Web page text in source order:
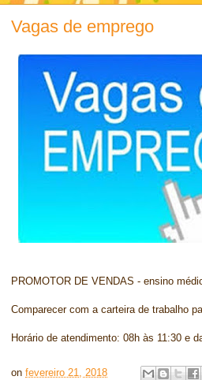
Vagas de emprego
PROMOTOR DE VENDAS - ensino
Comparecer com a carteira de trabalho
Horário de atendimento: 08h às 11:30 e
on fevereiro 21, 2018